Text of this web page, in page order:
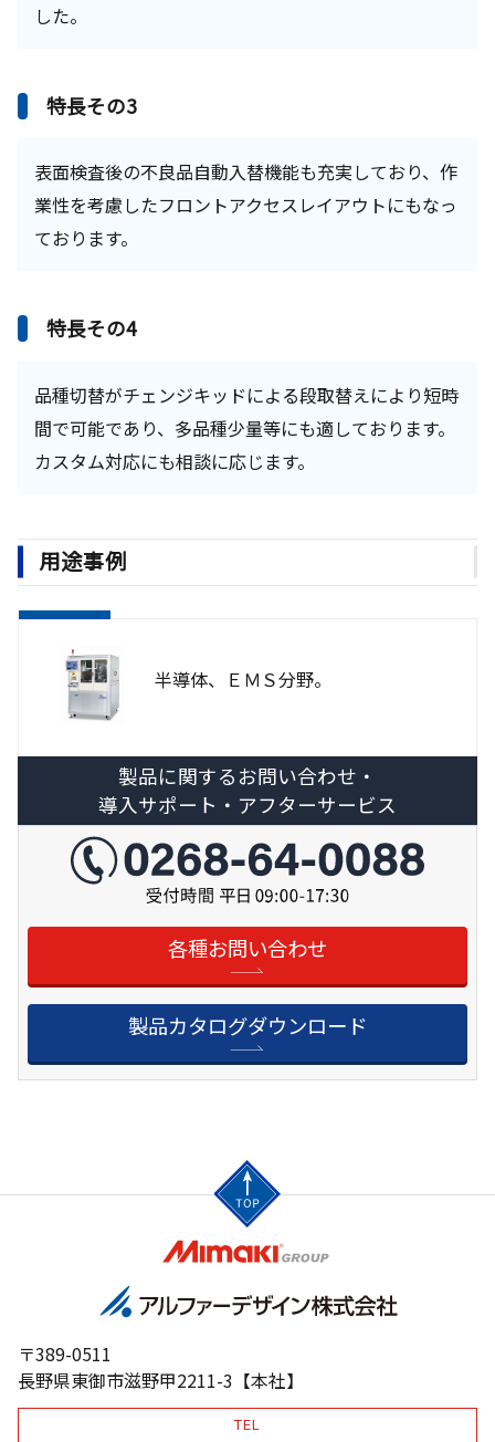
した。
特長その3
表面検査後の不良品自動入替機能も充実しており、作
業性を考慮したフロントアクセスレイアウトにもなっ
ております。
特長その4
品種切替がチェンジキッドによる段取替えにより短時
間で可能であり、多品種少量等にも適しております。
カスタム対応にも相談に応じます。
用途事例
半導体、ＥＭＳ分野。
製品に関するお問い合わせ・
導入サポート・アフターサービス
各種お問い合わせ
製品カタログダウンロード
〒389-0511
長野県東御市滋野甲2211-3【本社】
TEL